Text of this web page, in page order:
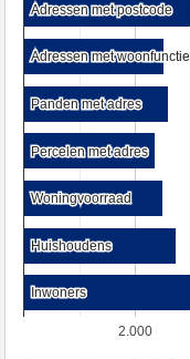
2.000
Adressen met postcode
Adressen met postcode
Adressen met woonfunctie
Adressen met woonfunctie
Panden met adres
Panden met adres
Percelen met adres
Percelen met adres
Woningvoorraad
Woningvoorraad
Huishoudens
Huishoudens
Inwoners
Inwoners